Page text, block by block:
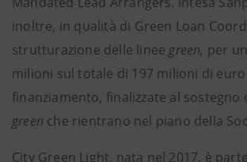
inoltre, in qualità di Green Loan
strutturazione delle linee green, per
milioni sul totale di 197 milioni di
finanziamento, finalizzate al sostegno
green che rientrano nel piano della
City Green Light, nata nel 2017, è